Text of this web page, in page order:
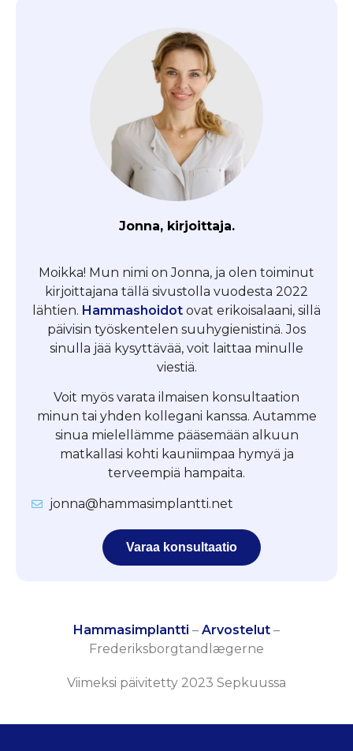
Jonna, kirjoittaja.
Moikka! Mun nimi on Jonna, ja olen toiminut
kirjoittajana tällä sivustolla vuodesta 2022
lähtien. Hammashoidot ovat erikoisalaani, sillä
päivisin työskentelen suuhygienistinä. Jos
sinulla jää kysyttävää, voit laittaa minulle
viestiä.
Voit myös varata ilmaisen konsultaation
minun tai yhden kollegani kanssa. Autamme
sinua mielellämme pääsemään alkuun
matkallasi kohti kauniimpaa hymyä ja
terveempiä hampaita.
jonna@hammasimplantti.net
Varaa konsultaatio
Hammasimplantti – Arvostelut –
Frederiksborgtandlægerne
Viimeksi päivitetty 2023 Sepkuussa